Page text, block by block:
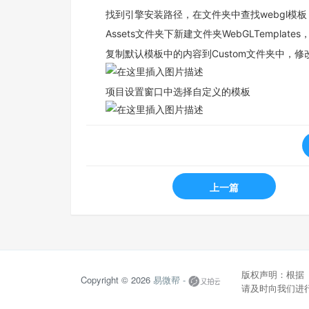
找到引擎安装路径，在文件夹中查找webgl模
Assets文件夹下新建文件夹WebGLTemplates
复制默认模板中的内容到Custom文件夹中，
项目设置窗口中选择自定义的模板
上一篇
Copyright © 2026 易微帮 -
版权声明：根据
请及时向我们进